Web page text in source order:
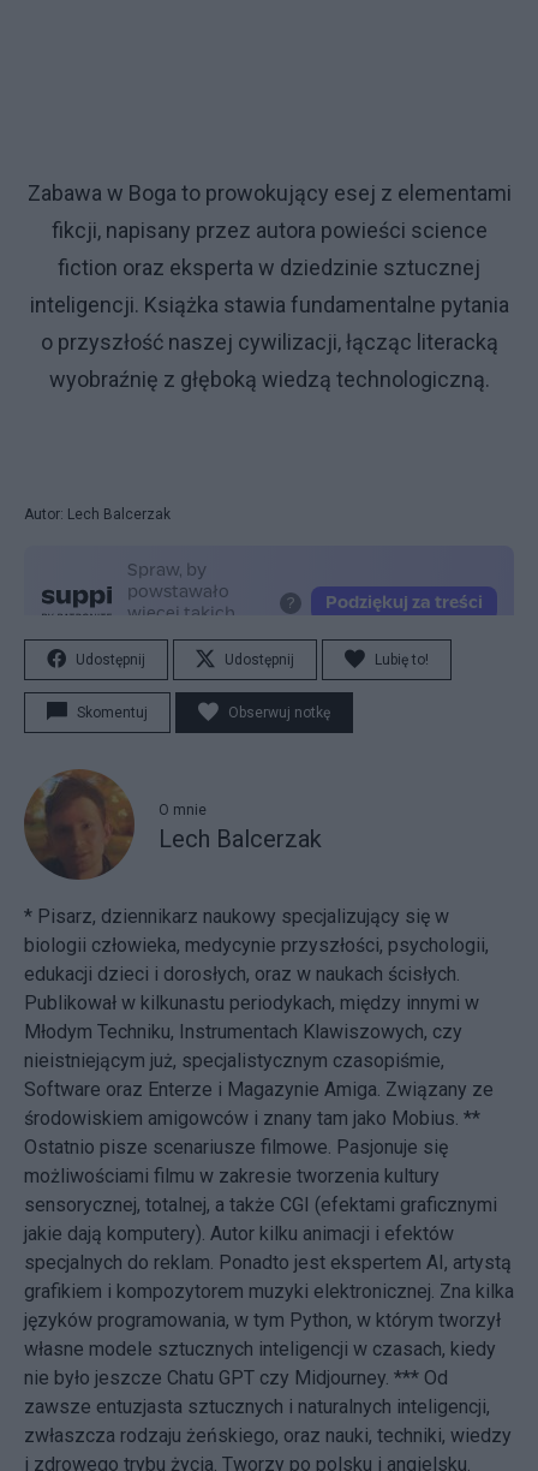
Zabawa w Boga to prowokujący esej z elementami
fikcji, napisany przez autora powieści science
fiction oraz eksperta w dziedzinie sztucznej
inteligencji. Książka stawia fundamentalne pytania
o przyszłość naszej cywilizacji, łącząc literacką
wyobraźnię z głęboką wiedzą technologiczną.
Autor: Lech Balcerzak
Udostępnij Udostępnij Lubię to!
Skomentuj Obserwuj notkę
O mnie
Lech Balcerzak
* Pisarz, dziennikarz naukowy specjalizujący się w
biologii człowieka, medycynie przyszłości, psychologii,
edukacji dzieci i dorosłych, oraz w naukach ścisłych.
Publikował w kilkunastu periodykach, między innymi w
Młodym Techniku, Instrumentach Klawiszowych, czy
nieistniejącym już, specjalistycznym czasopiśmie,
Software oraz Enterze i Magazynie Amiga. Związany ze
środowiskiem amigowców i znany tam jako Mobius. **
Ostatnio pisze scenariusze filmowe. Pasjonuje się
możliwościami filmu w zakresie tworzenia kultury
sensorycznej, totalnej, a także CGI (efektami graficznymi
jakie dają komputery). Autor kilku animacji i efektów
specjalnych do reklam. Ponadto jest ekspertem AI, artystą
grafikiem i kompozytorem muzyki elektronicznej. Zna kilka
języków programowania, w tym Python, w którym tworzył
własne modele sztucznych inteligencji w czasach, kiedy
nie było jeszcze Chatu GPT czy Midjourney. *** Od
zawsze entuzjasta sztucznych i naturalnych inteligencji,
zwłaszcza rodzaju żeńskiego, oraz nauki, techniki, wiedzy
i zdrowego trybu życia. Tworzy po polsku i angielsku.